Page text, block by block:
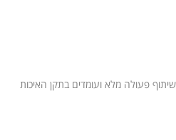
פעולה מלא ועומדים בתקן האיכות